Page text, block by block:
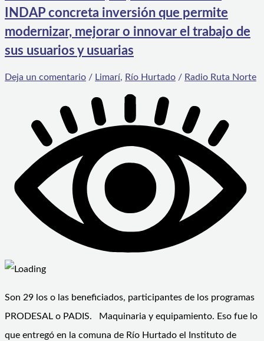
INDAP concreta inversión que permite
modernizar, mejorar o innovar el trabajo de
sus usuarios y usuarias
Deja un comentario / Limarí, Río Hurtado / Radio Ruta Norte
Son 29 los o las beneficiados, participantes de los programas
PRODESAL o PADIS. Maquinaria y equipamiento. Eso fue lo
que entregó en la comuna de Río Hurtado el Instituto de